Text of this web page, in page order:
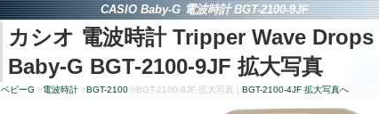
CASIO Baby-G 電波時計BGT-2100-9JF
カシオ 電波時計 Tripper Wave Drops
Baby-G BGT-2100-9JF 拡大写真
ベビーG >電波時計 >BGT-2100 >BGT-2100-9JF 拡大写真 | BGT-2100-4JF 拡大写真へ